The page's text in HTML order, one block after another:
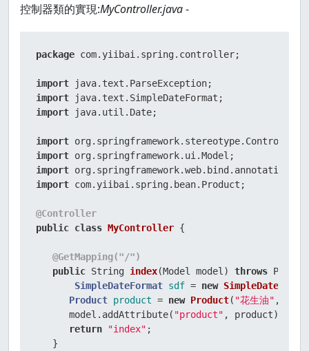
    }
public Integer getPrice() {
return
this.price;
    }
public void setPrice( final Integer price)
this.price = price;
    }
控制器類的實現:MyController.java-
package com.yiibai.spring.controller;
import
import
import java.util.Date;
import
import
import
import com.yiibai.spring.bean.Product;
@Controller
public class MyController {
@GetMapping("/")
public String index(Model model) throws
SimpleDateFormat sdf = new
Product product = new Product( "花生油" ,
      model.addAttribute(
"product" , product);
return
"index" ;
   }